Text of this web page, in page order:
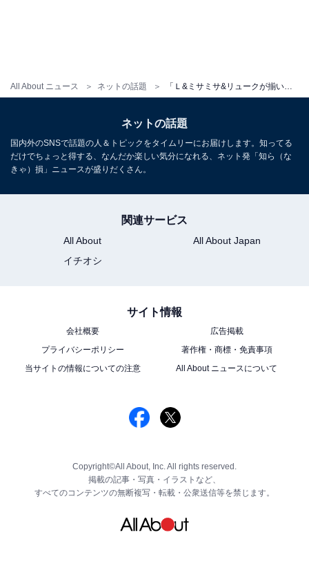
All About ニュース ネットの話題
ネットの話題
国内外のSNSで話題の人＆トピックをタイムリーにお届けします。知ってる
だけでちょっと得する、なんだか楽しい気分になれる、ネット発「知ら（な
きゃ）損」ニュースが盛りだくさん。
関連サービス
All About
All About Japan
イチオシ
サイト情報
会社概要
広告掲載
プライバシーポリシー
著作権・商標・免責事項
当サイトの情報についての注意
All About ニュースについて
Copyright©All About, Inc. All rights reserved.
掲載の記事・写真・イラストなど、
すべてのコンテンツの無断複写・転載・公衆送信等を禁じます。